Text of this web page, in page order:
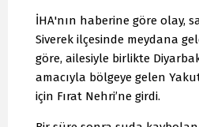
İHA'nın haberine göre olay,
Siverek ilçesinde meydana
göre, ailesiyle birlikte
amacıyla bölgeye gelen
için Fırat Nehri’ne girdi.